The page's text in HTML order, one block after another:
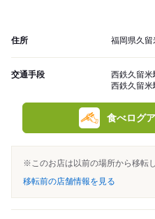
住所 福岡県久
交通手段
西鉄久留
西鉄久留
食べログ
※このお店は以前の場所から移転し
移転前の店舗情報を見る